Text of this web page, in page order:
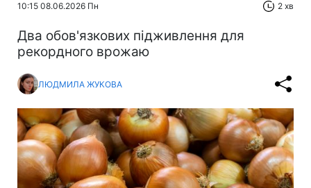
10:15 08.06.2026 Пн 2 хв
Два обов'язкових підживлення для
рекордного врожаю
ЛЮДМИЛА ЖУКОВА